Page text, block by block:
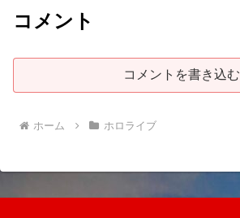
コメント
コメントを書き込む
ホーム ホロライブ